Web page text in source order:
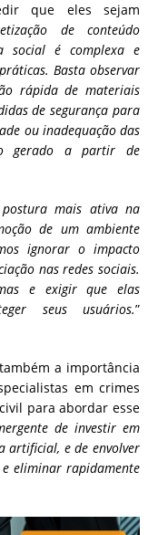
que eles sejam
de conteúdo
social é complexa e
Basta observar
rápida de materiais
de segurança para
ou inadequação das
gerado a partir de
mais ativa na
de um ambiente
ignorar o impacto
nas redes sociais.
e exigir que elas
seus usuários.”
a importância
em crimes
para abordar esse
de investir em
artificial, e de envolver
eliminar rapidamente